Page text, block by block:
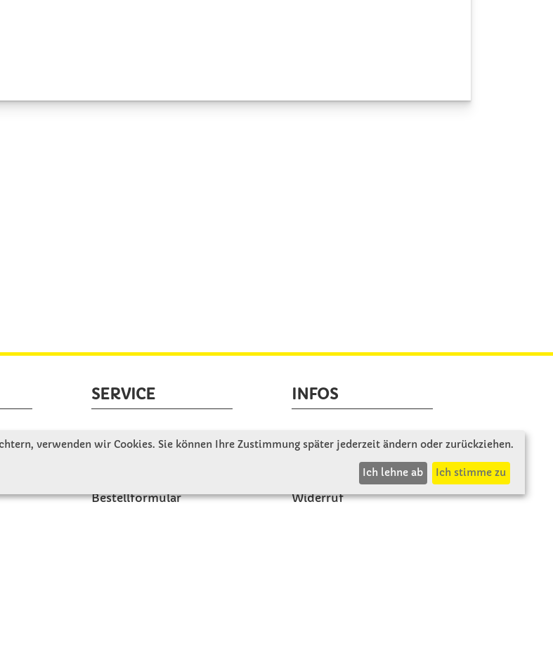
SERVICE
Gute Gründe für Winkler
Bestellformular
INFOS
Zahlung & Versand
Rücksendung
Widerruf
verwenden wir Cookies. Sie können Ihre Zustimmung später jederzeit ändern oder zurückziehen.
Ich lehne ab Ich stimme zu